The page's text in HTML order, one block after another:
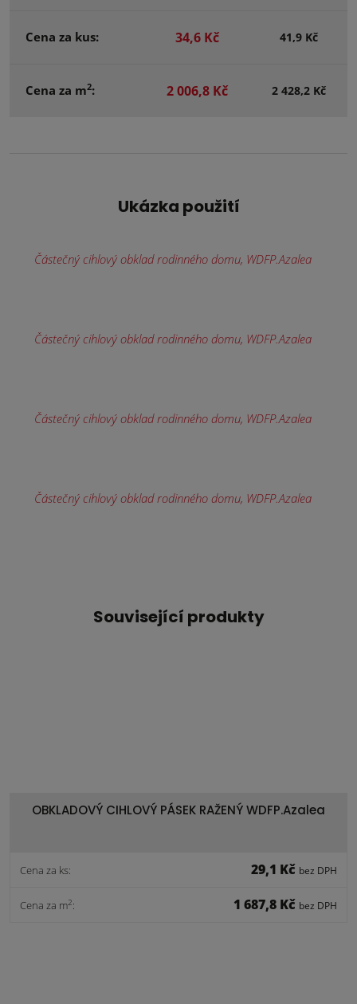
Cena za kus: 34,6 Kč 41,9 Kč
Cena za m2: 2 006,8 Kč 2 428,2 Kč
Ukázka použití
Související produkty
OBKLADOVÝ CIHLOVÝ PÁSEK RAŽENÝ WDFP.Azalea
Cena za ks: 29,1 Kč bez DPH
Cena za m2: 1 687,8 Kč bez DPH